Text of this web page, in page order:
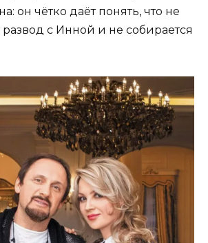
он чётко даёт понять, что не
развод с Инной и не собирается